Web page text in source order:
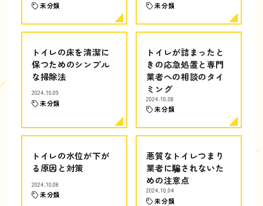
未分類 未分類
トイレの床を清潔に
保つためのシンプル
な掃除法
2024.10.09
未分類
トイレが詰まったと
きの応急処置と専門
業者への相談のタイ
ミング
2024.10.08
未分類
トイレの水位が下が
る原因と対策
2024.10.08
未分類
悪質なトイレつまり
業者に騙されないた
めの注意点
2024.10.04
未分類